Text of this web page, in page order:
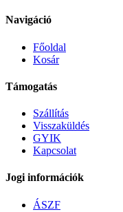
Navigáció
Főoldal
Kosár
Támogatás
Szállítás
Visszaküldés
GYIK
Kapcsolat
Jogi információk
ÁSZF